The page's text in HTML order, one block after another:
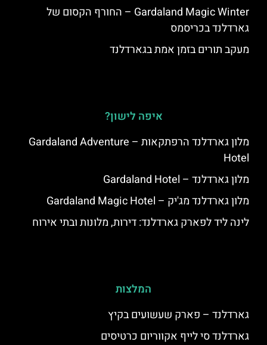
Gardaland Magic Winter – החורף הקסום של
גארדלנד בכריסמס
מעקב תורים בזמן אמת בגארדלנד
איפה לישון?
מלון גארדלנד הרפתקאות – Gardaland Adventure
Hotel
מלון גארדלנד – Gardaland Hotel
מלון גארדלנד מג'יק – Gardaland Magic Hotel
לינה ליד לפארק גארדלנד: דירות, מלונות ובתי אירוח
המלצות
גארדלנד – פארק שעשועים בקיץ
גארדלנד סי לייף אקווריום כרטיסים